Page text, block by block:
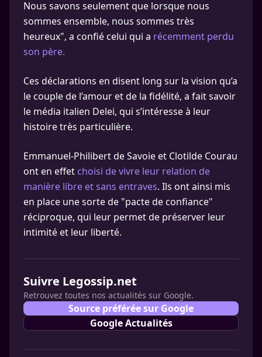
Nous savons seulement que lorsque nous
sommes ensemble, nous sommes très
heureux", a confié celui qui a récemment perdu
son père.
Ces déclarations en disent long sur la vision qu’a
le couple de l’amour et de la fidélité, a fait savoir
le média italien Delei, qui s’intéresse à leur
histoire très particulière.
Emmanuel-Philibert de Savoie et Clotilde Courau
ont en effet choisi de vivre leur relation de
manière libre et sans entraves. Ils ont ainsi mis
en place une sorte de "pacte de confiance"
réciproque, qui leur permet de préserver leur
intimité et leur liberté.
Suivre Legossip.net
Retrouvez toutes nos actualités sur Google.
Source préférée sur Google
Google Actualités